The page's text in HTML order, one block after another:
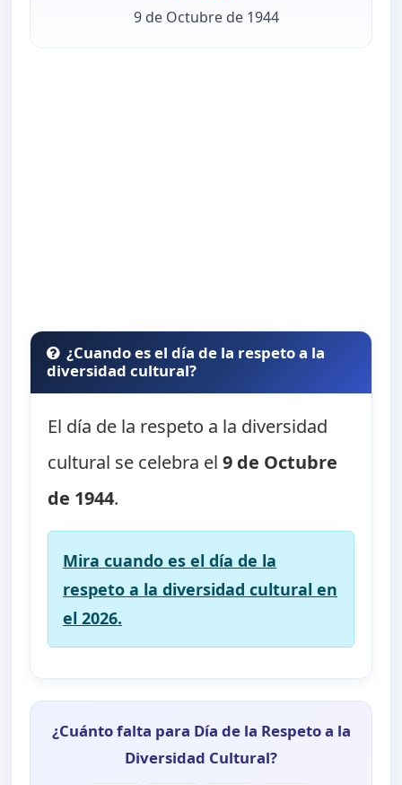
9 de Octubre de 1944
¿Cuando es el día de la respeto a la
diversidad cultural?
El día de la respeto a la diversidad
cultural se celebra el9 de Octubre
de 1944.
Mira cuando es el día de la
respeto a la diversidad cultural en
el 2026.
¿Cuánto falta para Día de la Respeto a la
Diversidad Cultural?